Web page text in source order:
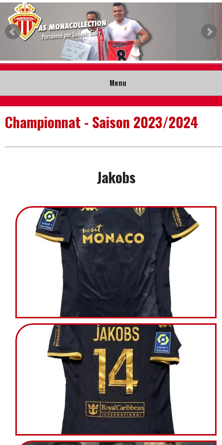
Menu
Accueil
Collection
Contact
Championnat - Saison 2023/2024
Jakobs